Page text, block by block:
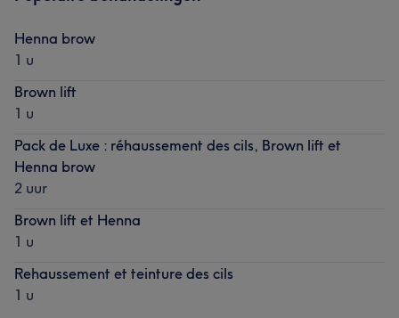
Henna brow
1 u
Brown lift
1 u
Pack de Luxe : réhaussement des cils, Brown lift et
Henna brow
2 uur
Brown lift et Henna
1 u
Rehaussement et teinture des cils
1 u